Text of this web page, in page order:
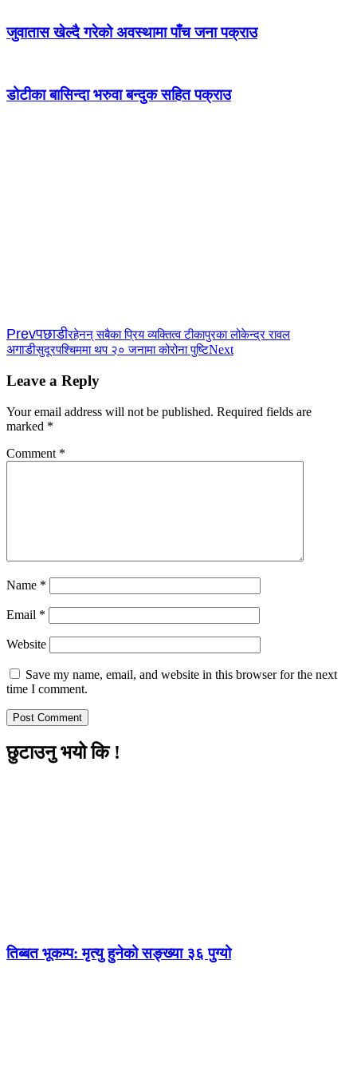
जुवातास खेल्दै गरेको अवस्थामा पाँच जना पक्राउ
डोटीका बासिन्दा भरुवा बन्दुक सहित पक्राउ
Prevपछाडीरहेनन् सबैका प्रिय व्यक्तित्व टीकापुरका लोकेन्द्र रावल
अगाडीसुदूरपश्चिममा थप २० जनामा कोरोना पुष्टिNext
Leave a Reply
Your email address will not be published. Required fields are
marked *
Comment *
Name *
Email *
Website
Save my name, email, and website in this browser for the next
time I comment.
छुटाउनु भयो कि !
तिब्बत भूकम्प: मृत्यु हुनेको सङ्ख्या ३६ पुग्यो